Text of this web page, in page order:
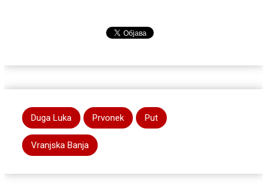
Duga Luka Prvonek Put
Vranjska Banja